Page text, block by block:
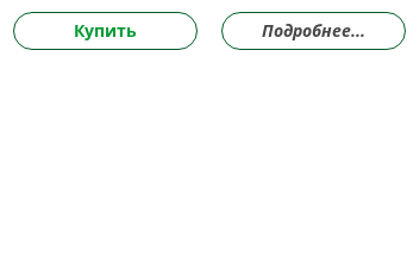
Купить
Подробнее...